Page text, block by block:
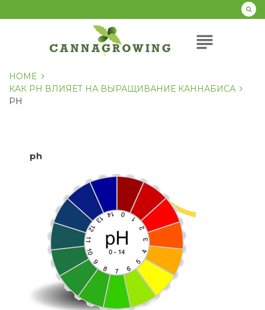
к
subject
HOME
КАК PH ВЛИЯЕТ НА ВЫРАЩИВАНИЕ КАННАБИСА
PH
ph